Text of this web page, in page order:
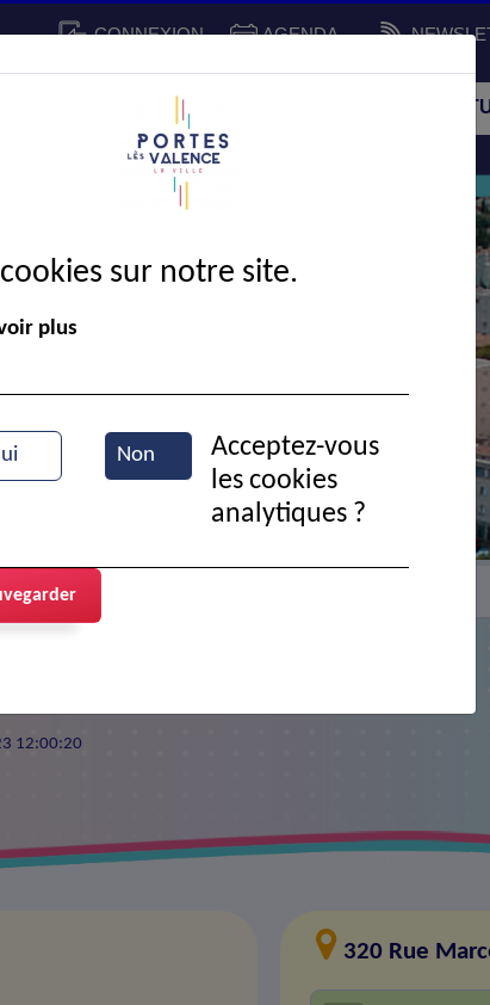
CONNEXION AGENDA
CADRE DE VIE SPORT ET
Vue aérienne de la ville
12:00:20
320 Rue
sur notre site.
plus
Non
Acceptez-vous
les cookies
analytiques ?